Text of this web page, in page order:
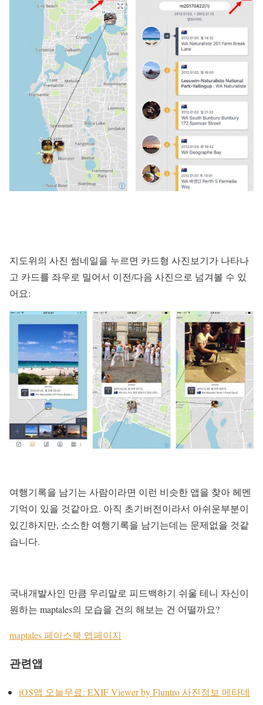
지도위의 사진 썸네일을 누르면 카드형 사진보기가 나타나
고 카드를 좌우로 밀어서 이전/다음 사진으로 넘겨볼 수 있
어요:
여행기록을 남기는 사람이라면 이런 비슷한 앱을 찾아 헤멘
기억이 있을 것같아요. 아직 초기버전이라서 아쉬운부분이
있긴하지만, 소소한 여행기록을 남기는데는 문제없을 것같
습니다.
국내개발사인 만큼 우리말로 피드백하기 쉬울 테니 자신이
원하는 maptales의 모습을 건의 해보는 건 어떨까요?
maptales 페이스북 앱페이지
관련앱
iOS앱 오늘무료: EXIF Viewer by Fluntro 사진정보 메타데